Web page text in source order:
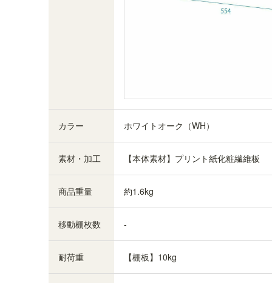
カラー ホワイトオーク（WH）
素材・加工 【本体素材】プリント紙化粧繊維板
商品重量 約1.6kg
移動棚枚数 -
耐荷重 【棚板】10kg